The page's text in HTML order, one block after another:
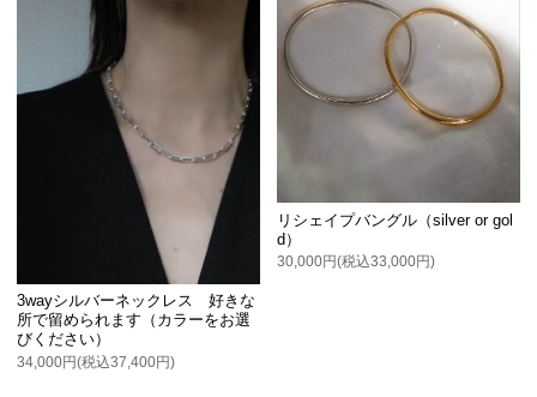
3wayシルバーネックレス 好きな
所で留められます（カラーをお選
びください）
34,000円(税込37,400円)
リシェイプバングル（silver or gol
d）
30,000円(税込33,000円)